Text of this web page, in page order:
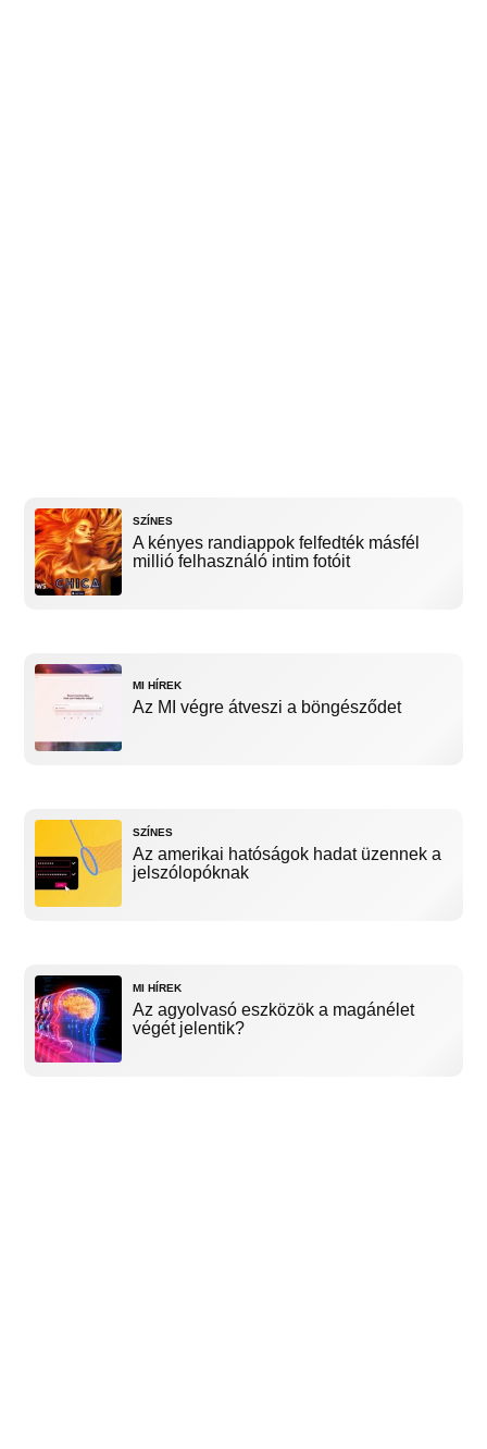
SZÍNES
A kényes randiappok felfedték másfél
millió felhasználó intim fotóit
MI HÍREK
Az MI végre átveszi a böngésződet
SZÍNES
Az amerikai hatóságok hadat üzennek a
jelszólopóknak
MI HÍREK
Az agyolvasó eszközök a magánélet
végét jelentik?